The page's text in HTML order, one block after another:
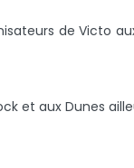
de Victo
et aux Dunes